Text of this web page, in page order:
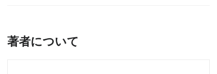
著者について